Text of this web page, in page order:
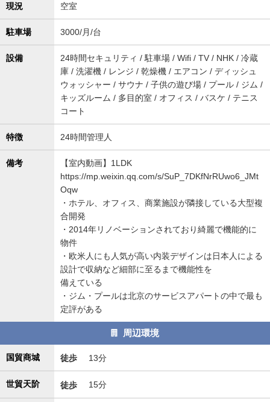
現況 空室
駐車場 3000/月/台
設備
24時間セキュリティ / 駐車場 / Wifi / TV / NHK / 冷蔵
庫 / 洗濯機 / レンジ / 乾燥機 / エアコン / ディッシュ
ウォッシャー / サウナ / 子供の遊び場 / プール / ジム /
キッズルーム / 多目的室 / オフィス / バスケ / テニス
コート
特徴 24時間管理人
備考
【室内動画】1LDK
https://mp.weixin.qq.com/s/SuP_7DKfNrRUwo6_JMt
Oqw
・ホテル、オフィス、商業施設が隣接している大型複
合開発
・2014年リノベーションされており綺麗で機能的に
物件
・欧米人にも人気が高い内装デザインは日本人による
設計で収納など細部に至るまで機能性を
備えている
・ジム・プールは北京のサービスアパートの中で最も
定評がある
周辺環境
国貿商城 徒歩 13分
世貿天阶 徒歩 15分